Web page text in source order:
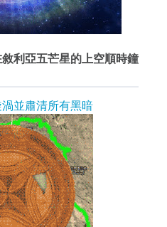
利亞五芒星的上空順時鐘
並肅清所有黑暗